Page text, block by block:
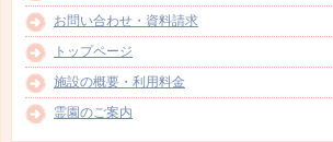
お問い合わせ・資料請求
トップページ
施設の概要・利用料金
霊園のご案内